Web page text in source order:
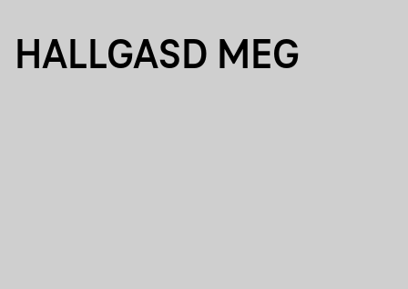
HALLGASD MEG